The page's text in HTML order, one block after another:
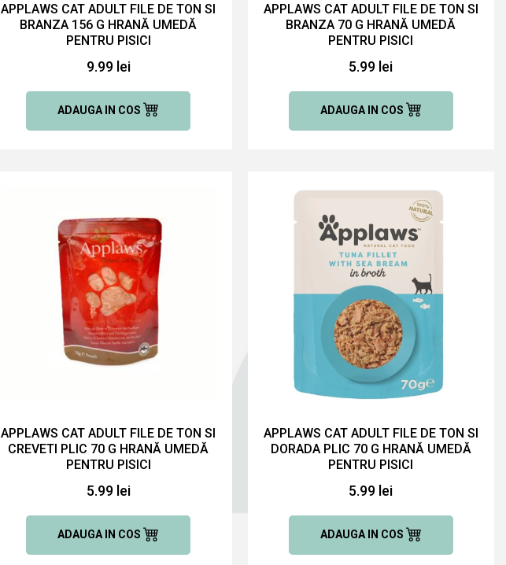
APPLAWS CAT ADULT FILE DE TON SI
BRANZA 156 G HRANĂ UMEDĂ
PENTRU PISICI
9.99 lei
ADAUGA IN COS
APPLAWS CAT ADULT FILE DE TON SI
BRANZA 70 G HRANĂ UMEDĂ
PENTRU PISICI
5.99 lei
ADAUGA IN COS
APPLAWS CAT ADULT FILE DE TON SI
CREVETI PLIC 70 G HRANĂ UMEDĂ
PENTRU PISICI
5.99 lei
ADAUGA IN COS
APPLAWS CAT ADULT FILE DE TON SI
DORADA PLIC 70 G HRANĂ UMEDĂ
PENTRU PISICI
5.99 lei
ADAUGA IN COS